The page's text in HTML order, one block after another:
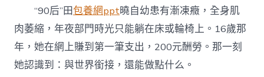
“90后”田包養網ppt曉自幼患有漸凍癥，全身肌
肉萎縮，年夜部門時光只能躺在床或輪椅上。16歲那
年，她在網上賺到第一筆支出，200元酬勞。那一刻
她認識到：與世界銜接，還能做點什么。